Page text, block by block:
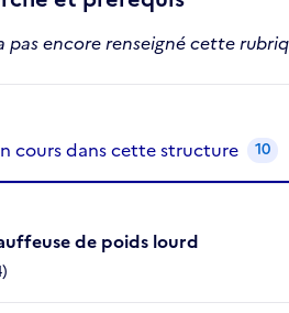
pas encore renseigné cette
de la structure
cours dans cette structure 10
de poids lourd